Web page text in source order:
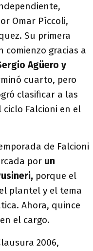
Omar Píccoli,
Su primera
comienzo gracias a
Agüero y
cuarto, pero
clasificar a las
Falcioni en el
de Falcioni
por un
porque el
plantel y el tema
Ahora, quince
el cargo.
2006,